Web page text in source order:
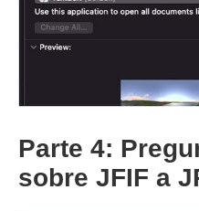
Parte 4:
sobre JFIF a